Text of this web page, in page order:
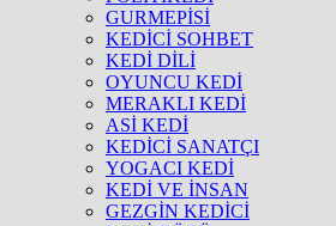
GURMEPİSİ
KEDİCİ SOHBET
KEDİ DİLİ
OYUNCU KEDİ
MERAKLI KEDİ
ASİ KEDİ
KEDİCİ SANATÇI
YOGACI KEDİ
KEDİ VE İNSAN
GEZGİN KEDİCİ